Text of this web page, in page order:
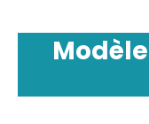
Modèle